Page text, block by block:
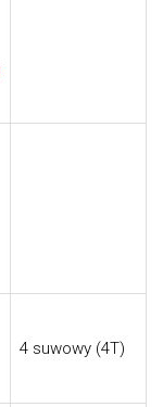
4 suwowy (4T)